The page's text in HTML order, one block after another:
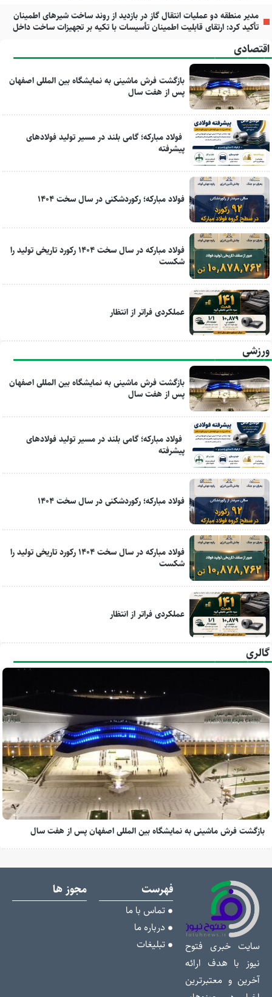
مدیر منطقه دو عملیات انتقال گاز در بازدید از روند ساخت شیرهای اطمینان
تأکید کرد: ارتقای قابلیت اطمینان تأسیسات با تکیه بر تجهیزات ساخت داخل
اقتصادی
بازگشت فرش ماشینی به نمایشگاه بین المللی اصفهان
پس از هفت سال
فولاد مبارکه؛ گامی بلند در مسیر تولید فولادهای
پیشرفته
فولاد مبارکه؛ رکوردشکنی در سال سخت ۱۴۰۴
فولاد مبارکه در سال سخت ۱۴۰۴ رکورد تاریخی تولید را
شکست
عملکردی فراتر از انتظار
ورزشی
بازگشت فرش ماشینی به نمایشگاه بین المللی اصفهان
پس از هفت سال
فولاد مبارکه؛ گامی بلند در مسیر تولید فولادهای
پیشرفته
فولاد مبارکه؛ رکوردشکنی در سال سخت ۱۴۰۴
فولاد مبارکه در سال سخت ۱۴۰۴ رکورد تاریخی تولید را
شکست
عملکردی فراتر از انتظار
گالری
بازگشت فرش ماشینی به نمایشگاه بین المللی اصفهان پس از هفت سال
سایت خبری فتوح
نیوز با هدف ارائه
آخرین و معتبرترین
فهرست
تماس با ما
درباره ما
تبلیغات
مجوز ها